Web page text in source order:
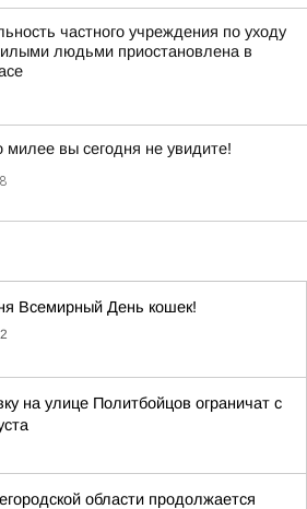
частного учреждения по уходу
людьми приостановлена в
милее вы сегодня не увидите!
Всемирный День кошек!
на улице Политбойцов ограничат с
области продолжается